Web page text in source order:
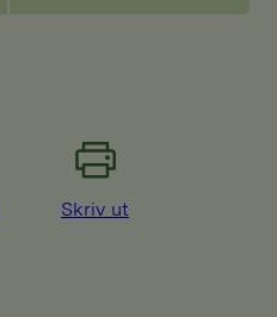
Skriv ut